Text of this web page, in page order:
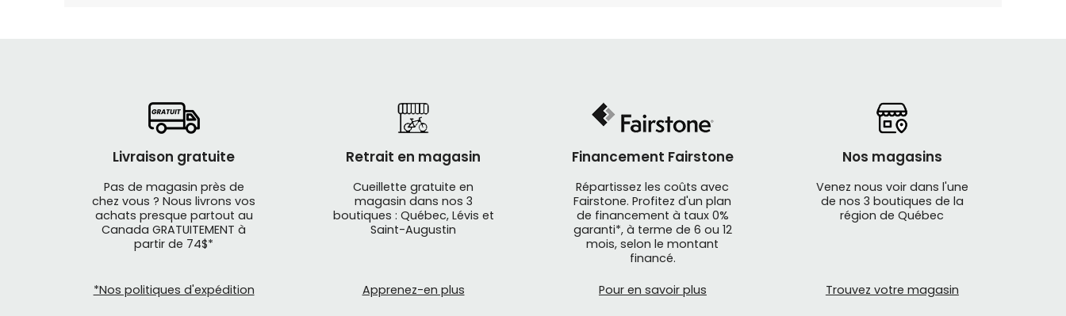
Livraison gratuite
Pas de magasin près de
chez vous ? Nous livrons vos
achats presque partout au
Canada GRATUITEMENT à
partir de 74$*
*Nos politiques d'expédition
Retrait en magasin
Cueillette gratuite en
magasin dans nos 3
boutiques : Québec, Lévis et
Saint-Augustin
Apprenez-en plus
Financement Fairstone
Répartissez les coûts avec
Fairstone. Profitez d'un plan
de financement à taux 0%
garanti*, à terme de 6 ou 12
mois, selon le montant
financé.
Pour en savoir plus
Nos magasins
Venez nous voir dans l'une
de nos 3 boutiques de la
région de Québec
Trouvez votre magasin